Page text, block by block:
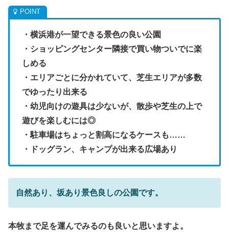
・横浜港が一望できる景色の良い公園
・ショッピングセンター隣接で買い物ついでに楽
しめる
・エリアごとに分かれていて、芝生エリアが多数
でゆったり出来る
・幼児向けの遊具は少ないが、散歩や芝生の上で
遊びを楽しむには◎
・駐車場はちょっと割高になるケースも……
・ドッグラン、キャンプが出来る広場あり
自然あり、坂あり景色良しの公園です。
本牧まで足を運んでみるのも良いと思いますよ。